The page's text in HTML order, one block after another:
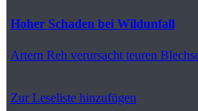
Hoher Schaden bei Wildunfall
Artern Reh verursacht teuren
Zur Leseliste hinzufügen